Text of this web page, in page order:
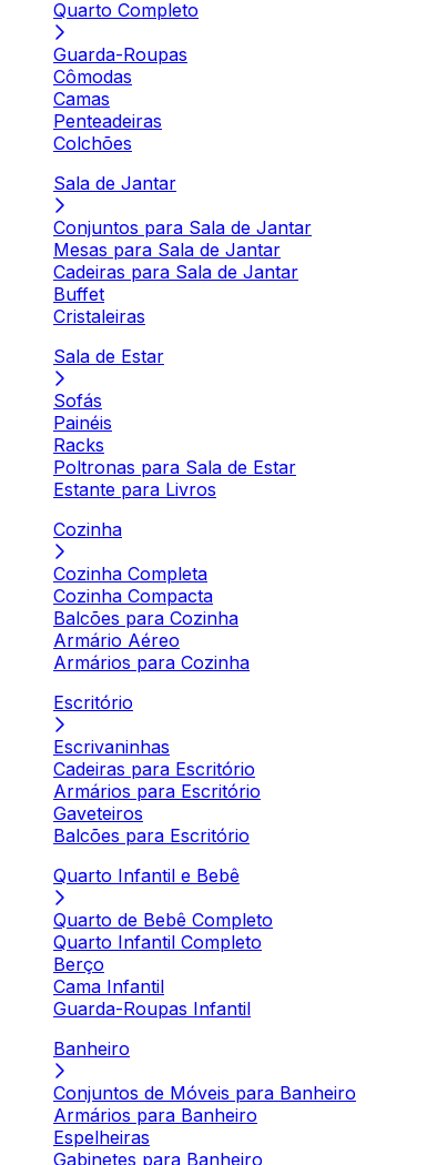
Quarto Completo
Guarda-Roupas
Cômodas
Camas
Penteadeiras
Colchões
Sala de Jantar
Conjuntos para Sala de Jantar
Mesas para Sala de Jantar
Cadeiras para Sala de Jantar
Buffet
Cristaleiras
Sala de Estar
Sofás
Painéis
Racks
Poltronas para Sala de Estar
Estante para Livros
Cozinha
Cozinha Completa
Cozinha Compacta
Balcões para Cozinha
Armário Aéreo
Armários para Cozinha
Escritório
Escrivaninhas
Cadeiras para Escritório
Armários para Escritório
Gaveteiros
Balcões para Escritório
Quarto Infantil e Bebê
Quarto de Bebê Completo
Quarto Infantil Completo
Berço
Cama Infantil
Guarda-Roupas Infantil
Banheiro
Conjuntos de Móveis para Banheiro
Armários para Banheiro
Espelheiras
Gabinetes para Banheiro